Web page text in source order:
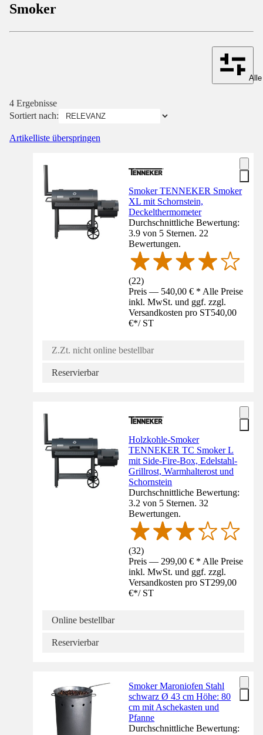
Smoker
4 Ergebnisse
Sortiert nach:
Artikelliste überspringen
Smoker TENNEKER Smoker
XL mit Schornstein,
Deckelthermometer
Durchschnittliche Bewertung:
3.9 von 5 Sternen. 22
Bewertungen.
(22)
Preis — 540,00 € * Alle Preise
inkl. MwSt. und ggf. zzgl.
Versandkosten pro ST540,00
€*/ ST
Z.Zt. nicht online bestellbar
Reservierbar
Holzkohle-Smoker
TENNEKER TC Smoker L
mit Side-Fire-Box, Edelstahl-
Grillrost, Warmhalterost und
Schornstein
Durchschnittliche Bewertung:
3.2 von 5 Sternen. 32
Bewertungen.
(32)
Preis — 299,00 € * Alle Preise
inkl. MwSt. und ggf. zzgl.
Versandkosten pro ST299,00
€*/ ST
Online bestellbar
Reservierbar
Smoker Maroniofen Stahl
schwarz Ø 43 cm Höhe: 80
cm mit Aschekasten und
Pfanne
Durchschnittliche Bewertung: